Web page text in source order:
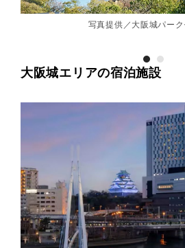
写真提供／大阪城パー
大阪城エリアの宿泊施設